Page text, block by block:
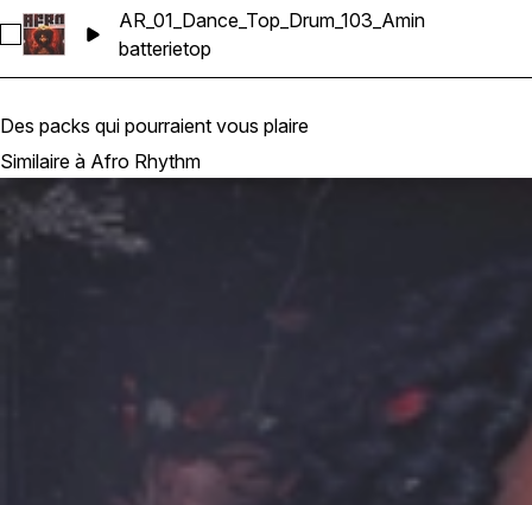
Sélectionnez AR_01_Dance_Top_Drum_103_Amin
AR_01_Dance_Top_Drum_103_Amin
batterietop
Des packs qui pourraient vous plaire
Similaire à Afro Rhythm